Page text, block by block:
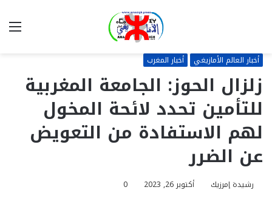
أخبار العالم الأمازيغي أخبار المغرب
زلزال الحوز: الجامعة المغربية
للتأمين تحدد لائحة المخول
لهم الاستفادة من التعويض
عن الضرر
رشيدة إمرزيك أكتوبر 26, 2023 0